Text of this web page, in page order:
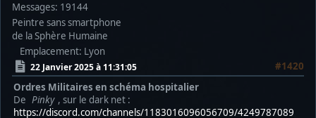
Messages: 19144
Peintre sans smartphone
de la Sphère Humaine
Emplacement: Lyon
22 Janvier 2025 à 11:31:05
#1420
Ordres Militaires en schéma hospitalier
De Pinky , sur le dark net :
https://discord.com/channels/1183016096056709/4249787089